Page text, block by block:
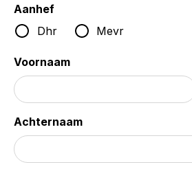
Aanhef
Dhr
Mevr
Voornaam
Achternaam